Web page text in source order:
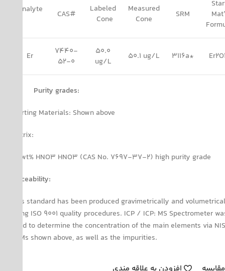
Analyte CAS#
Labeled
Cone
Measured
Cone
SRM
Er
7440-
52-0
50.0
ug/L
50.1 ug/L 3116a*
Purity grades:
Starting Materials: Shown above
Matrix:
0.2wt% HNO3 HNO3 (CAS No. 7697-37-2) high purity grade
Traceability:
This standard has been produced gravimetrically and
using ISO 9001 quality procedures. ICP / ICP: MS Spectrometer
used to determine the concentration of the main elements via
SRMs shown above, as well as the impurities.
مقایسه
افزودن به علاقه مندی